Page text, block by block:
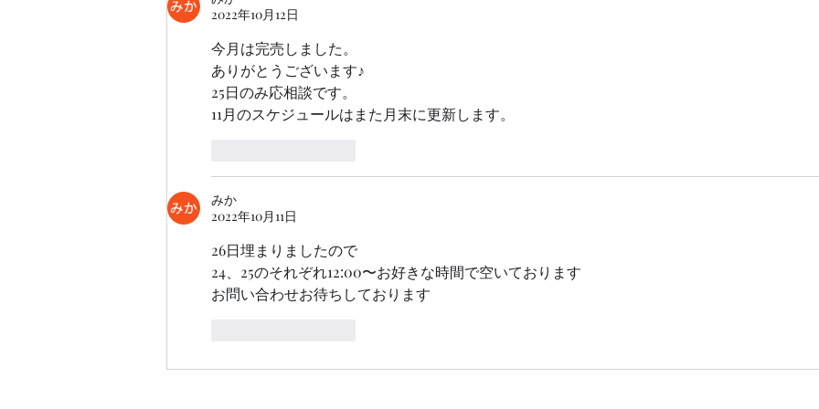
2022年10月12日
今月は完売しました。
ありがとうございます♪
25日のみ応相談です。
11月のスケジュールはまた月末に更新します。
みか
2022年10月11日
26日埋まりましたので
24、25のそれぞれ12:00〜お好きな時間で空いております
お問い合わせお待ちしております